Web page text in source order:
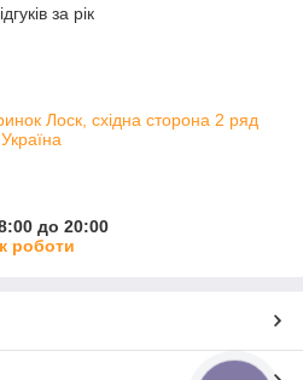
за рік
Лоск, східна сторона 2 ряд
до 20:00
роботи